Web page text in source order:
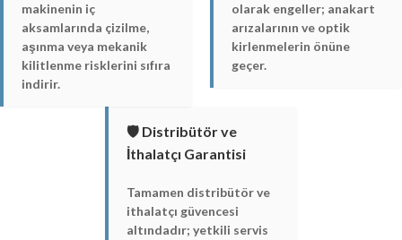
makinenin iç
aksamlarında çizilme,
aşınma veya mekanik
kilitlenme risklerini sıfıra
indirir.
olarak engeller; anakart
arızalarının ve optik
kirlenmelerin önüne
geçer.
🛡️ Distribütör ve
İthalatçı Garantisi
Tamamen distribütör ve
ithalatçı güvencesi
altındadır; yetkili servis